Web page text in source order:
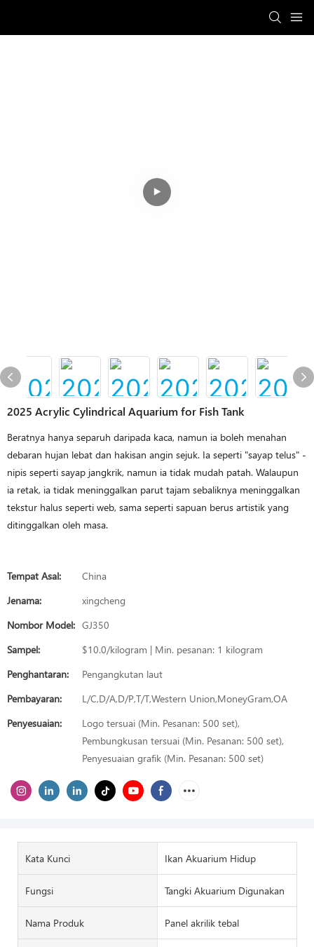
2025 Acrylic Cylindrical Aquarium for Fish Tank
Beratnya hanya separuh daripada kaca, namun ia boleh menahan
debaran hujan lebat dan hakisan angin sejuk. Ia seperti "sayap telus" -
nipis seperti sayap jangkrik, namun ia tidak mudah patah. Walaupun
ia retak, ia tidak meninggalkan parut tajam sebaliknya meninggalkan
tekstur halus seperti web, sama seperti sapuan berus artistik yang
ditinggalkan oleh masa.
Tempat Asal:
China
Jenama:
xingcheng
Nombor Model: GJ350
Sampel:
$10.0/kilogram | Min. pesanan: 1 kilogram
Penghantaran:
Pengangkutan laut
Pembayaran:
L/C,D/A,D/P,T/T,Western Union,MoneyGram,OA
Penyesuaian:
Logo tersuai (Min. Pesanan: 500 set),
Pembungkusan tersuai (Min. Pesanan: 500 set),
Penyesuaian grafik (Min. Pesanan: 500 set)
Kata Kunci Ikan Akuarium Hidup
Fungsi Tangki Akuarium Digunakan
Nama Produk Panel akrilik tebal